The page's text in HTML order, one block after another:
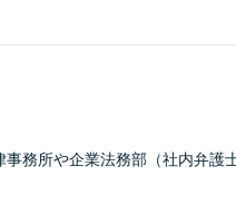
務所や企業法務部（社内弁護